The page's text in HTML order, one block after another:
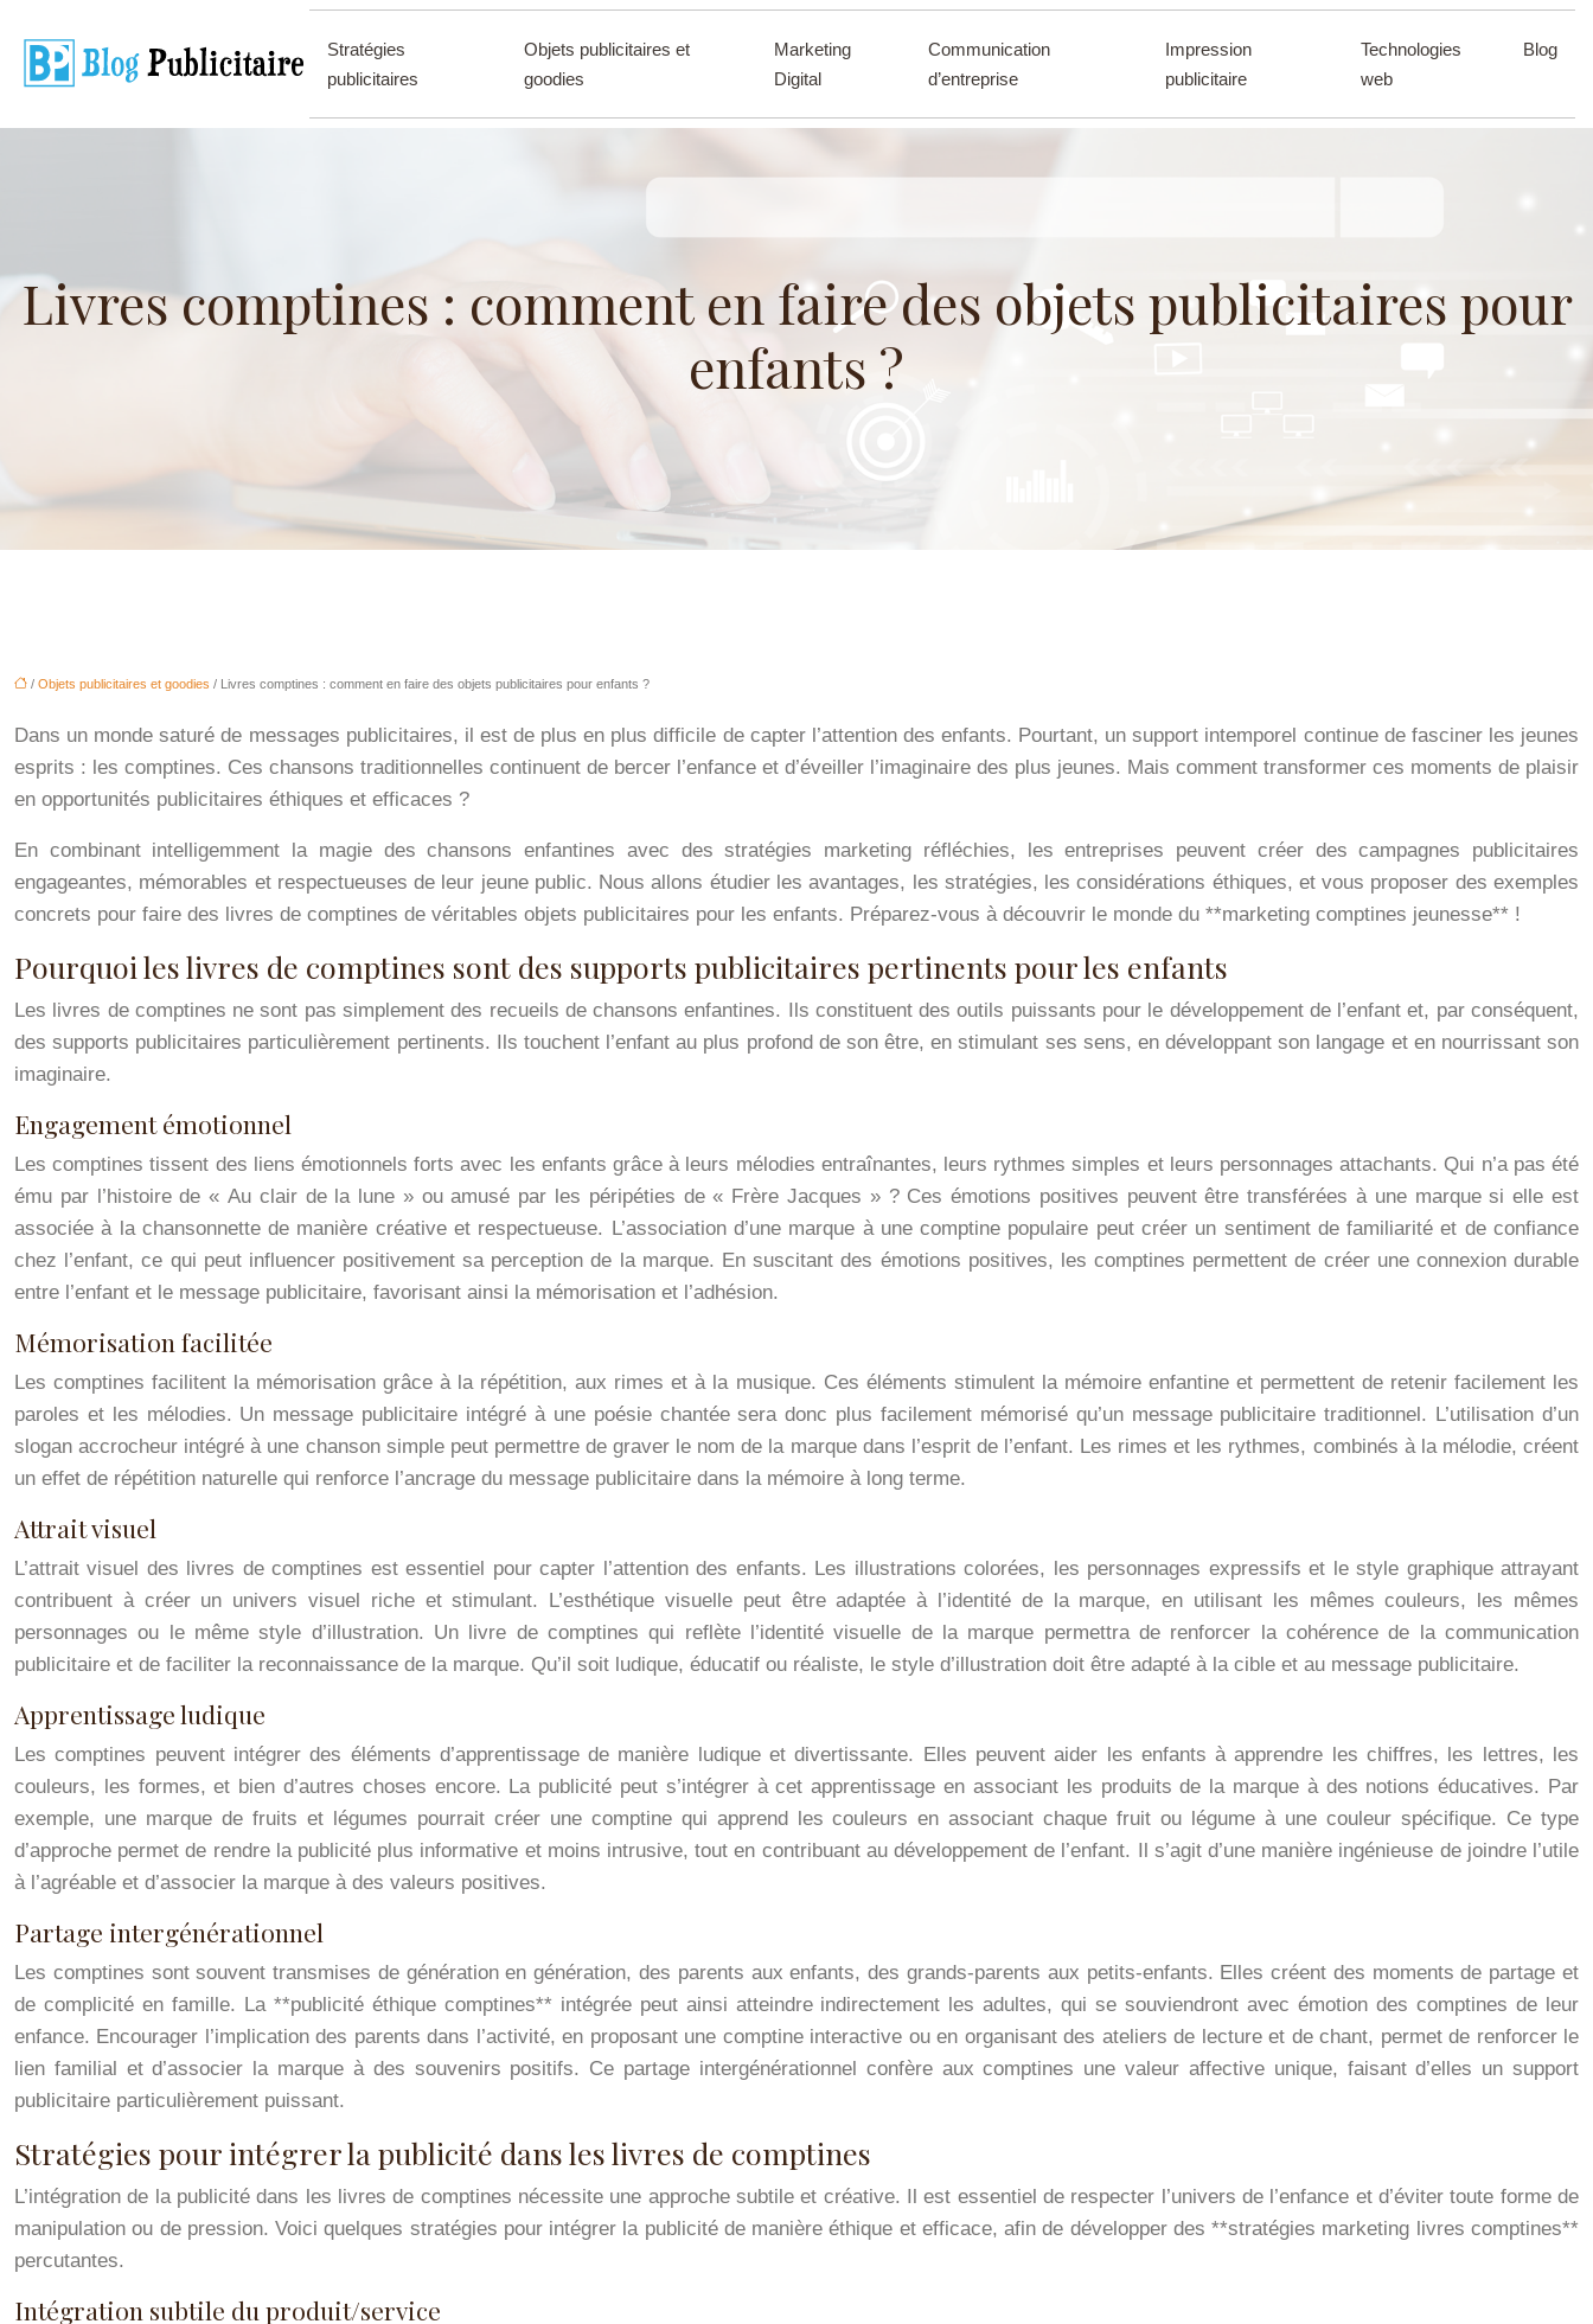
Stratégies
publicitaires
Objets publicitaires et
goodies
Marketing
Digital
Communication
d’entreprise
Impression
publicitaire
Technologies
web
Blog
Livres comptines : comment en faire des objets publicitaires pour
enfants ?
/ Objets publicitaires et goodies / Livres comptines : comment en faire des objets publicitaires pour enfants ?
Dans un monde saturé de messages publicitaires, il est de plus en plus difficile de capter l’attention des enfants. Pourtant, un support intemporel continue de fasciner les jeunes
esprits : les comptines. Ces chansons traditionnelles continuent de bercer l’enfance et d’éveiller l’imaginaire des plus jeunes. Mais comment transformer ces moments de plaisir
en opportunités publicitaires éthiques et efficaces ?
En combinant intelligemment la magie des chansons enfantines avec des stratégies marketing réfléchies, les entreprises peuvent créer des campagnes publicitaires
engageantes, mémorables et respectueuses de leur jeune public. Nous allons étudier les avantages, les stratégies, les considérations éthiques, et vous proposer des exemples
concrets pour faire des livres de comptines de véritables objets publicitaires pour les enfants. Préparez-vous à découvrir le monde du **marketing comptines jeunesse** !
Pourquoi les livres de comptines sont des supports publicitaires pertinents pour les enfants
Les livres de comptines ne sont pas simplement des recueils de chansons enfantines. Ils constituent des outils puissants pour le développement de l’enfant et, par conséquent,
des supports publicitaires particulièrement pertinents. Ils touchent l’enfant au plus profond de son être, en stimulant ses sens, en développant son langage et en nourrissant son
imaginaire.
Engagement émotionnel
Les comptines tissent des liens émotionnels forts avec les enfants grâce à leurs mélodies entraînantes, leurs rythmes simples et leurs personnages attachants. Qui n’a pas été
ému par l’histoire de « Au clair de la lune » ou amusé par les péripéties de « Frère Jacques » ? Ces émotions positives peuvent être transférées à une marque si elle est
associée à la chansonnette de manière créative et respectueuse. L’association d’une marque à une comptine populaire peut créer un sentiment de familiarité et de confiance
chez l’enfant, ce qui peut influencer positivement sa perception de la marque. En suscitant des émotions positives, les comptines permettent de créer une connexion durable
entre l’enfant et le message publicitaire, favorisant ainsi la mémorisation et l’adhésion.
Mémorisation facilitée
Les comptines facilitent la mémorisation grâce à la répétition, aux rimes et à la musique. Ces éléments stimulent la mémoire enfantine et permettent de retenir facilement les
paroles et les mélodies. Un message publicitaire intégré à une poésie chantée sera donc plus facilement mémorisé qu’un message publicitaire traditionnel. L’utilisation d’un
slogan accrocheur intégré à une chanson simple peut permettre de graver le nom de la marque dans l’esprit de l’enfant. Les rimes et les rythmes, combinés à la mélodie, créent
un effet de répétition naturelle qui renforce l’ancrage du message publicitaire dans la mémoire à long terme.
Attrait visuel
L’attrait visuel des livres de comptines est essentiel pour capter l’attention des enfants. Les illustrations colorées, les personnages expressifs et le style graphique attrayant
contribuent à créer un univers visuel riche et stimulant. L’esthétique visuelle peut être adaptée à l’identité de la marque, en utilisant les mêmes couleurs, les mêmes
personnages ou le même style d’illustration. Un livre de comptines qui reflète l’identité visuelle de la marque permettra de renforcer la cohérence de la communication
publicitaire et de faciliter la reconnaissance de la marque. Qu’il soit ludique, éducatif ou réaliste, le style d’illustration doit être adapté à la cible et au message publicitaire.
Apprentissage ludique
Les comptines peuvent intégrer des éléments d’apprentissage de manière ludique et divertissante. Elles peuvent aider les enfants à apprendre les chiffres, les lettres, les
couleurs, les formes, et bien d’autres choses encore. La publicité peut s’intégrer à cet apprentissage en associant les produits de la marque à des notions éducatives. Par
exemple, une marque de fruits et légumes pourrait créer une comptine qui apprend les couleurs en associant chaque fruit ou légume à une couleur spécifique. Ce type
d’approche permet de rendre la publicité plus informative et moins intrusive, tout en contribuant au développement de l’enfant. Il s’agit d’une manière ingénieuse de joindre l’utile
à l’agréable et d’associer la marque à des valeurs positives.
Partage intergénérationnel
Les comptines sont souvent transmises de génération en génération, des parents aux enfants, des grands-parents aux petits-enfants. Elles créent des moments de partage et
de complicité en famille. La **publicité éthique comptines** intégrée peut ainsi atteindre indirectement les adultes, qui se souviendront avec émotion des comptines de leur
enfance. Encourager l’implication des parents dans l’activité, en proposant une comptine interactive ou en organisant des ateliers de lecture et de chant, permet de renforcer le
lien familial et d’associer la marque à des souvenirs positifs. Ce partage intergénérationnel confère aux comptines une valeur affective unique, faisant d’elles un support
publicitaire particulièrement puissant.
Stratégies pour intégrer la publicité dans les livres de comptines
L’intégration de la publicité dans les livres de comptines nécessite une approche subtile et créative. Il est essentiel de respecter l’univers de l’enfance et d’éviter toute forme de
manipulation ou de pression. Voici quelques stratégies pour intégrer la publicité de manière éthique et efficace, afin de développer des **stratégies marketing livres comptines**
percutantes.
Intégration subtile du produit/service